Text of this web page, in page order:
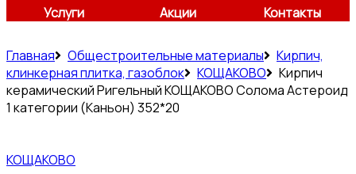
Услуги
Акции Контакты
Главная Общестроительные материалы
Кирпич,
клинкерная плитка, газоблок
КОЩАКОВО
Кирпич
керамический Ригельный КОЩАКОВО Солома Астероид
1 категории (Каньон) 352*20
КОЩАКОВО